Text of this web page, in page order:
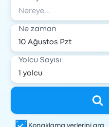
Ne zaman
Yolcu Sayısı
Konaklama yerlerini ara